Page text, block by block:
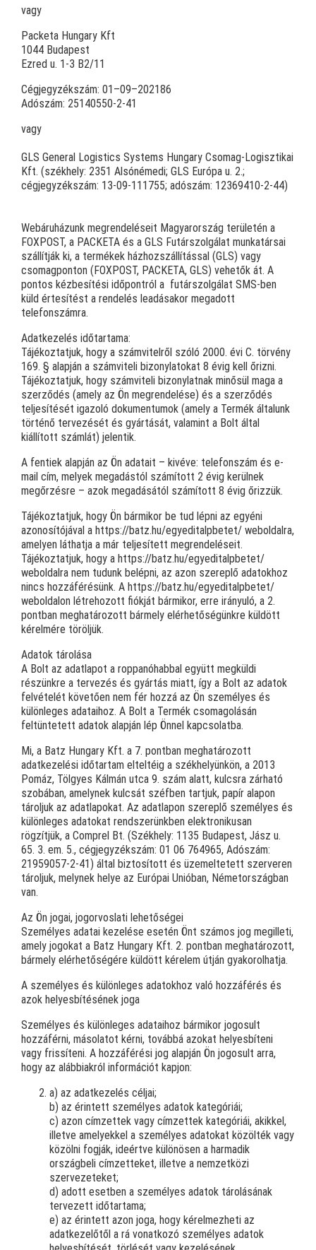
vagy
Packeta Hungary Kft
1044 Budapest
Ezred u. 1-3 B2/11
Cégjegyzékszám: 01–09–202186
Adószám: 25140550-2-41
vagy
GLS General Logistics Systems Hungary Csomag-Logisztikai
Kft. (székhely: 2351 Alsónémedi; GLS Európa u. 2.;
cégjegyzékszám: 13-09-111755; adószám: 12369410-2-44)
Webáruházunk megrendeléseit Magyarország területén a
FOXPOST, a PACKETA és a GLS Futárszolgálat munkatársai
szállítják ki, a termékek házhozszállítással (GLS) vagy
csomagponton (FOXPOST, PACKETA, GLS) vehetők át. A
pontos kézbesítési időpontról a futárszolgálat SMS-ben
küld értesítést a rendelés leadásakor megadott
telefonszámra.
Adatkezelés időtartama:
Tájékoztatjuk, hogy a számvitelről szóló 2000. évi C. törvény
169. § alapján a számviteli bizonylatokat 8 évig kell őrizni.
Tájékoztatjuk, hogy számviteli bizonylatnak minősül maga a
szerződés (amely az Ön megrendelése) és a szerződés
teljesítését igazoló dokumentumok (amely a Termék általunk
történő tervezését és gyártását, valamint a Bolt által
kiállított számlát) jelentik.
A fentiek alapján az Ön adatait – kivéve: telefonszám és e-
mail cím, melyek megadástól számított 2 évig kerülnek
megőrzésre – azok megadásától számított 8 évig őrizzük.
Tájékoztatjuk, hogy Ön bármikor be tud lépni az egyéni
azonosítójával a https://batz.hu/egyeditalpbetet/ weboldalra,
amelyen láthatja a már teljesített megrendeléseit.
Tájékoztatjuk, hogy a https://batz.hu/egyeditalpbetet/
weboldalra nem tudunk belépni, az azon szereplő adatokhoz
nincs hozzáférésünk. A https://batz.hu/egyeditalpbetet/
weboldalon létrehozott fiókját bármikor, erre irányuló, a 2.
pontban meghatározott bármely elérhetőségünkre küldött
kérelmére töröljük.
Adatok tárolása
A Bolt az adatlapot a roppanóhabbal együtt megküldi
részünkre a tervezés és gyártás miatt, így a Bolt az adatok
felvételét követően nem fér hozzá az Ön személyes és
különleges adataihoz. A Bolt a Termék csomagolásán
feltüntetett adatok alapján lép Önnel kapcsolatba.
Mi, a Batz Hungary Kft. a 7. pontban meghatározott
adatkezelési időtartam elteltéig a székhelyünkön, a 2013
Pomáz, Tölgyes Kálmán utca 9. szám alatt, kulcsra zárható
szobában, amelynek kulcsát széfben tartjuk, papír alapon
tároljuk az adatlapokat. Az adatlapon szereplő személyes és
különleges adatokat rendszerünkben elektronikusan
rögzítjük, a Comprel Bt. (Székhely: 1135 Budapest, Jász u.
65. 3. em. 5., cégjegyzékszám: 01 06 764965, Adószám:
21959057-2-41) által biztosított és üzemeltetett szerveren
tároljuk, melynek helye az Európai Unióban, Németországban
van.
Az Ön jogai, jogorvoslati lehetőségei
Személyes adatai kezelése esetén Önt számos jog megilleti,
amely jogokat a Batz Hungary Kft. 2. pontban meghatározott,
bármely elérhetőségére küldött kérelem útján gyakorolhatja.
A személyes és különleges adatokhoz való hozzáférés és
azok helyesbítésének joga
Személyes és különleges adataihoz bármikor jogosult
hozzáférni, másolatot kérni, továbbá azokat helyesbíteni
vagy frissíteni. A hozzáférési jog alapján Ön jogosult arra,
hogy az alábbiakról információt kapjon:
a) az adatkezelés céljai;
b) az érintett személyes adatok kategóriái;
c) azon címzettek vagy címzettek kategóriái, akikkel,
illetve amelyekkel a személyes adatokat közölték vagy
közölni fogják, ideértve különösen a harmadik
országbeli címzetteket, illetve a nemzetközi
szervezeteket;
d) adott esetben a személyes adatok tárolásának
tervezett időtartama;
e) az érintett azon joga, hogy kérelmezheti az
adatkezelőtől a rá vonatkozó személyes adatok